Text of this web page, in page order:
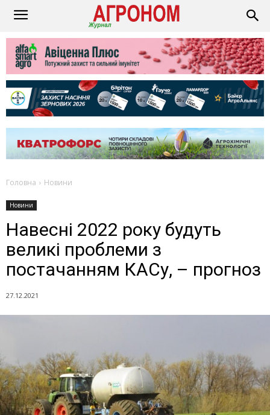
Головна Новини
Новини
Навесні 2022 року будуть
великі проблеми з
постачанням КАСу, – прогноз
27.12.2021